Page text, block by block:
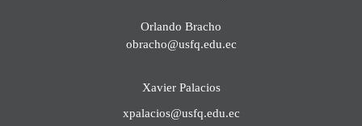
Orlando Bracho
obracho@usfq.edu.ec
Xavier Palacios
xpalacios@usfq.edu.ec